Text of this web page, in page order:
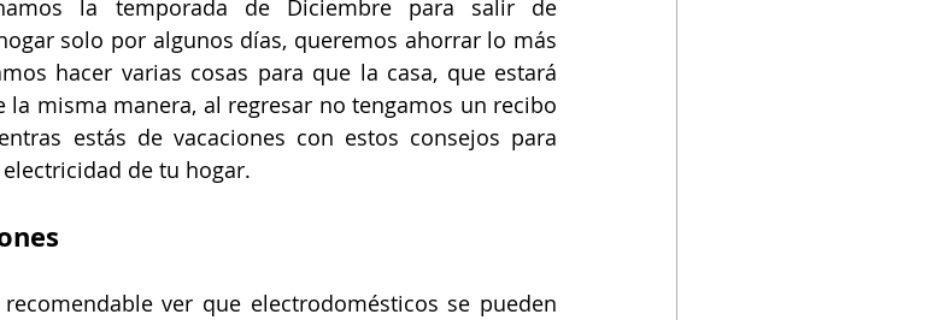
la temporada de Diciembre para salir de
solo por algunos días, queremos ahorrar lo más
hacer varias cosas para que la casa, que estará
la misma manera, al regresar no tengamos un recibo
estás de vacaciones con estos consejos para
de tu hogar.
ver que electrodomésticos se pueden